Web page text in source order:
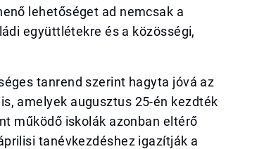
lehetőséget ad nemcsak a
együttlétekre és a közösségi,
tanrend szerint hagyta jóvá az
amelyek augusztus 25-én kezdték
működő iskolák azonban eltérő
tanévkezdéshez igazítják a